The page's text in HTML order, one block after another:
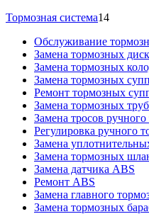
Тормозная система14
Обслуживание
Замена тормозных
Замена тормозных
Замена тормозных
Ремонт тормозных
Замена тормозных
Замена тросов ручного
Регулировка ручного
Замена
Замена тормозных
Замена датчика ABS
Ремонт ABS
Замена главного
Замена тормозных